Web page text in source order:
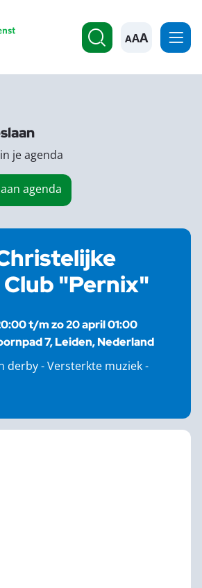
A
"Pernix"
t/m zo 20 april 01:00
7, Leiden, Nederland
derby - Versterkte muziek -
je agenda
agenda